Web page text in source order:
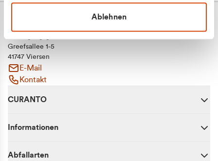
Ablehnen
Greefsallee 1-5
41747 Viersen
E-Mail
Kontakt
CURANTO
Informationen
Abfallarten